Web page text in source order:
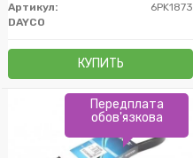
Артикул:
6PK1873
DAYCO
КУПИТЬ
Передплата
обов'язкова